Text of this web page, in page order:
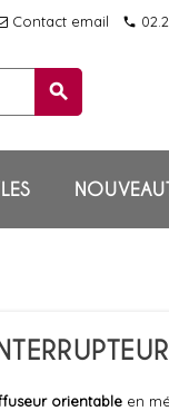
Contact email local_phone
search
orientableen